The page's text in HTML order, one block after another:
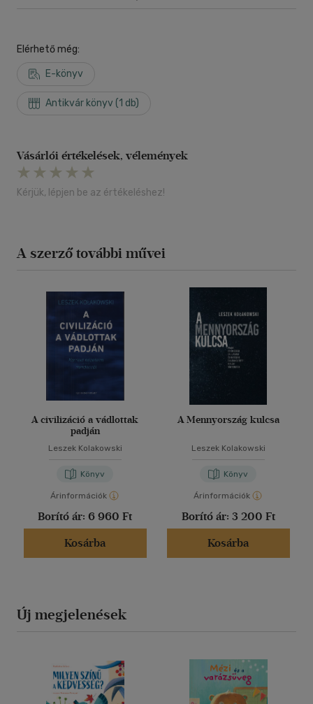
Elérhető még:
E-könyv
Antikvár könyv (1 db)
Vásárlói értékelések, vélemények
Kérjük, lépjen be az értékeléshez!
A szerző további művei
A civilizáció a vádlottak
padján
Leszek Kolakowski
Könyv
Árinformációk
Borító ár: 6 960 Ft
Kosárba
A Mennyország kulcsa
Leszek Kolakowski
Könyv
Árinformációk
Borító ár: 3 200 Ft
Kosárba
Új megjelenések